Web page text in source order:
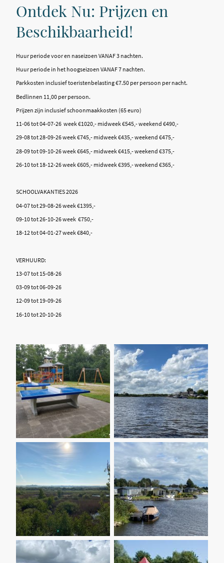
Ontdek Nu: Prijzen en
Beschikbaarheid!
Huur periode voor en naseizoen VANAF 3 nachten.
Huur periode in het hoogseizoen VANAF 7 nachten.
Parkkosten inclusief toeristenbelasting €7.50 per persoon per nacht.
Bedlinnen 11,00 per persoon.
Prijzen zijn inclusief schoonmaakkosten (65 euro)
11-06 tot 04-07-26 week €1020,- midweek €545,- weekend €490,-
29-08 tot 28-09-26 week €745,- midweek €435,- weekend €475,-
28-09 tot 09-10-26 week €645,- midweek €415,- weekend €375,-
26-10 tot 18-12-26 week €605,- midweek €395,- weekend €365,-
SCHOOLVAKANTIES 2026
04-07 tot 29-08-26 week €1395,-
09-10 tot 26-10-26 week €750,-
18-12 tot 04-01-27 week €840,-
VERHUURD:
13-07 tot 15-08-26
03-09 tot 06-09-26
12-09 tot 19-09-26
16-10 tot 20-10-26